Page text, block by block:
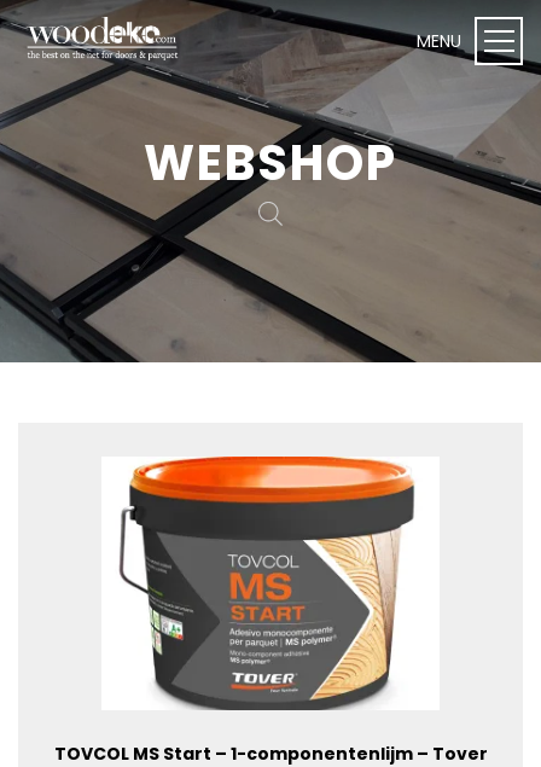
WEBSHOP I Woodeko
Deuren
Plafond- en wandpanelen
Toebehoren
Contact
Video’s en fotogalerij
Brochures
WEBSHOP
TOVCOL MS Start – 1-componentenlijm – Tover